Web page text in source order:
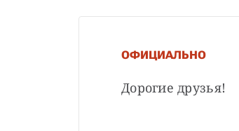
ОФИЦИАЛЬНО
Дорогие друзья!